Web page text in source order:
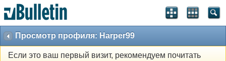
Просмотр профиля: Harper99
Если это ваш первый визит, рекомендуем почитать